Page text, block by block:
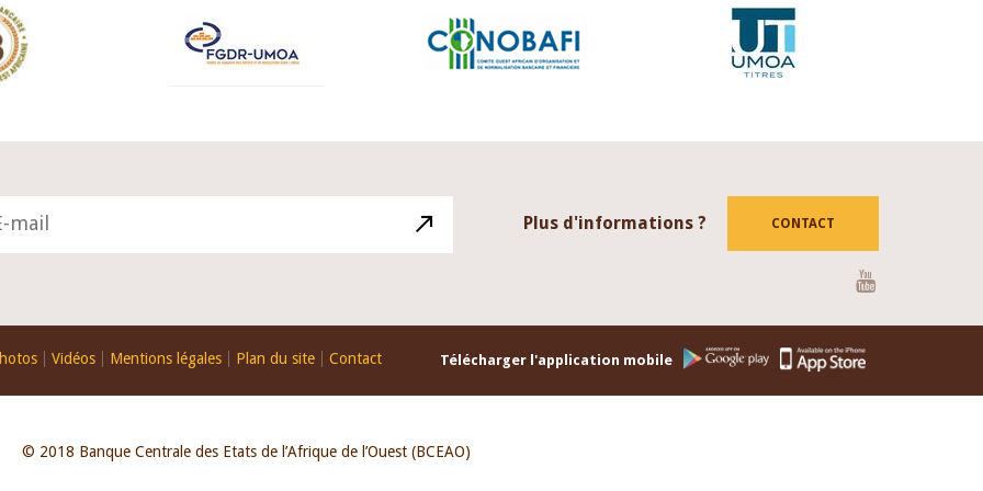
Plus d'informations ? CONTACT
Vidéos Mentions légales Plan du site Contact Télécharger l'application mobile
© 2018 Banque Centrale des Etats de l’Afrique de l’Ouest (BCEAO)